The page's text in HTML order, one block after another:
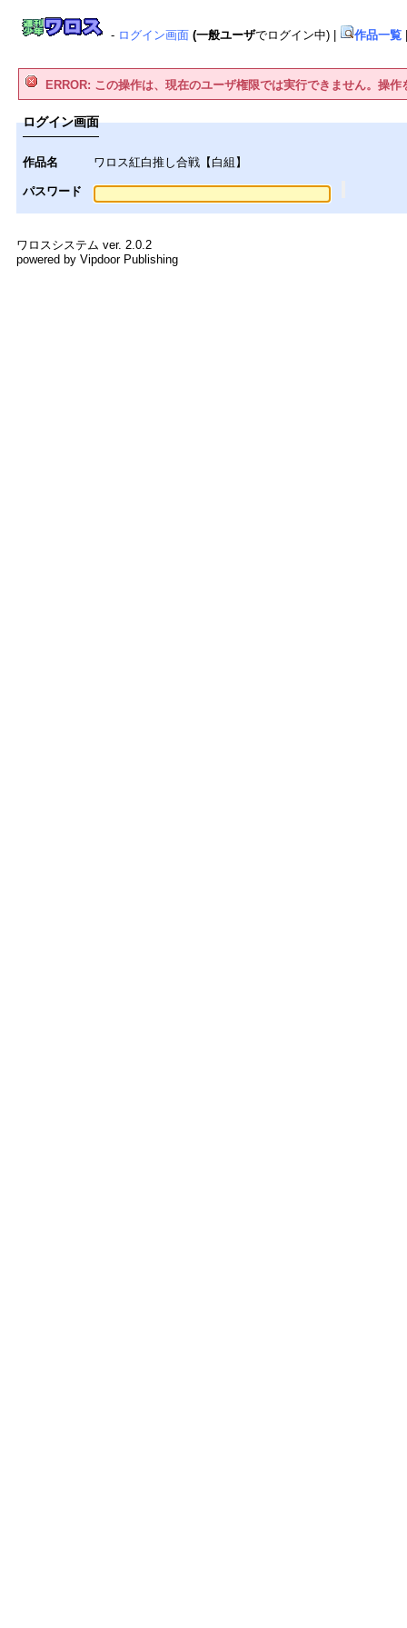
- ログイン画面 (一般ユーザでログイン中) 作品一覧
ERROR: この操作は、現在のユーザ権限では実行できません。操
ログイン画面
作品名 ワロス紅白推し合戦【白組】
パスワード
ワロスシステム ver. 2.0.2
powered by Vipdoor Publishing